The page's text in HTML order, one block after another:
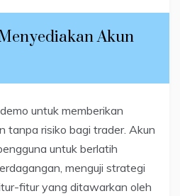
Akun
untuk memberikan
tanpa risiko bagi trader. Akun
untuk berlatih
menguji strategi
fitur yang ditawarkan oleh